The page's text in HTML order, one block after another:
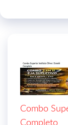
Combo
Completo